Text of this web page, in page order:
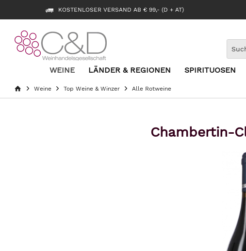
KOSTENLOSER VERSAND AB € 99,- (D + AT)
WEINE LÄNDER & REGIONEN SPIRITUOSEN
Weine Top Weine & Winzer Alle Rotweine
Chambertin-